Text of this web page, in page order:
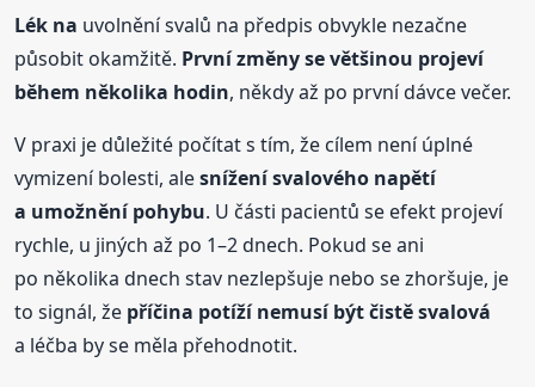
Lék na uvolnění svalů na předpis obvykle nezačne
působit okamžitě. První změny se většinou projeví
během několika hodin, někdy až po první dávce večer.
V praxi je důležité počítat s tím, že cílem není úplné
vymizení bolesti, alesnížení svalového napětí
a umožnění pohybu. U části pacientů se efekt projeví
rychle, u jiných až po 1–2 dnech. Pokud se ani
po několika dnech stav nezlepšuje nebo se zhoršuje, je
to signál, že příčina potíží nemusí být čistě svalová
a léčba by se měla přehodnotit.